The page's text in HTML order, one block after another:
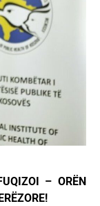
– ORËN